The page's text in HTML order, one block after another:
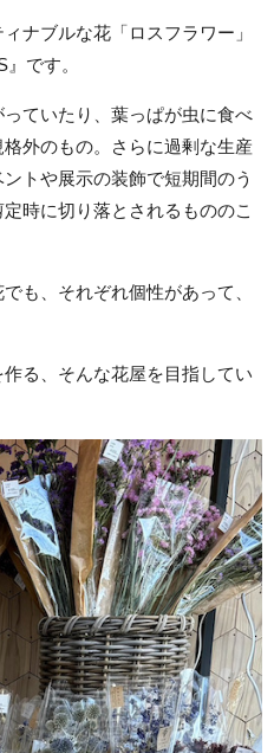
ナブルな花「ロスフラワー」
です。
っていたり、葉っぱが虫に食べ
外のもの。さらに過剰な生産
トや展示の装飾で短期間のう
時に切り落とされるもののこ
も、それぞれ個性があって、
る、そんな花屋を目指してい